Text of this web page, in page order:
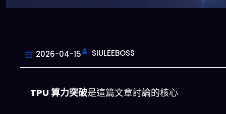
2026-04-15 SIULEEBOSS
TPU 算力突破是這篇文章討論的核心